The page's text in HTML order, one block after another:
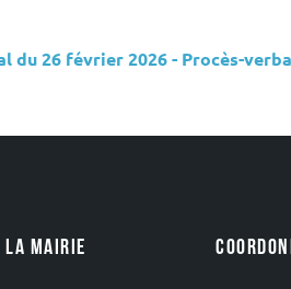
du 26 février 2026 - Procès-
LA MAIRIE